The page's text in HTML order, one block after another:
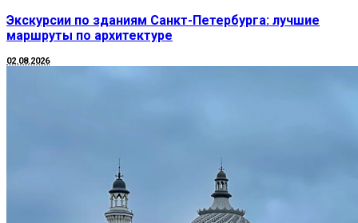
Экскурсии по зданиям Санкт-Петербурга: лучшие
маршруты по архитектуре
02.08.2026